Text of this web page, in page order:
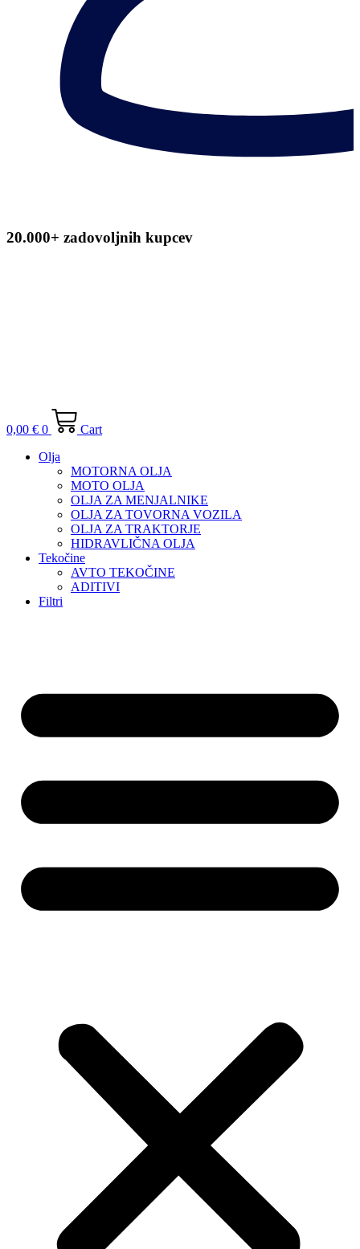
20.000+ zadovoljnih kupcev
0,00 € 0
Cart
Olja
MOTORNA OLJA
MOTO OLJA
OLJA ZA MENJALNIKE
OLJA ZA TOVORNA VOZILA
OLJA ZA TRAKTORJE
HIDRAVLIČNA OLJA
Tekočine
AVTO TEKOČINE
ADITIVI
Filtri